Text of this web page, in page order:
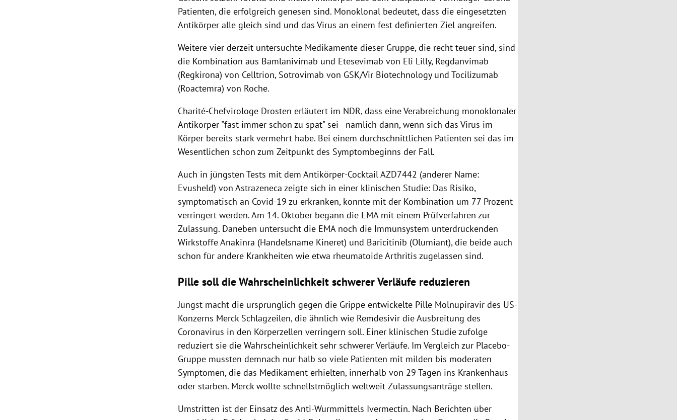
Patienten, die erfolgreich genesen sind. Monoklonal bedeutet, dass die eingesetzten
Antikörper alle gleich sind und das Virus an einem fest definierten Ziel angreifen.
Weitere vier derzeit untersuchte Medikamente dieser Gruppe, die recht teuer sind, sind
die Kombination aus Bamlanivimab und Etesevimab von Eli Lilly, Regdanvimab
(Regkirona) von Celltrion, Sotrovimab von GSK/Vir Biotechnology und Tocilizumab
(Roactemra) von Roche.
Charité-Chefvirologe Drosten erläutert im NDR, dass eine Verabreichung monoklonaler
Antikörper "fast immer schon zu spät" sei - nämlich dann, wenn sich das Virus im
Körper bereits stark vermehrt habe. Bei einem durchschnittlichen Patienten sei das im
Wesentlichen schon zum Zeitpunkt des Symptombeginns der Fall.
Auch in jüngsten Tests mit dem Antikörper-Cocktail AZD7442 (anderer Name:
Evusheld) von Astrazeneca zeigte sich in einer klinischen Studie: Das Risiko,
symptomatisch an Covid-19 zu erkranken, konnte mit der Kombination um 77 Prozent
verringert werden. Am 14. Oktober begann die EMA mit einem Prüfverfahren zur
Zulassung. Daneben untersucht die EMA noch die Immunsystem unterdrückenden
Wirkstoffe Anakinra (Handelsname Kineret) und Baricitinib (Olumiant), die beide auch
schon für andere Krankheiten wie etwa rheumatoide Arthritis zugelassen sind.
Pille soll die Wahrscheinlichkeit schwerer Verläufe reduzieren
Jüngst macht die ursprünglich gegen die Grippe entwickelte Pille Molnupiravir des US-
Konzerns Merck Schlagzeilen, die ähnlich wie Remdesivir die Ausbreitung des
Coronavirus in den Körperzellen verringern soll. Einer klinischen Studie zufolge
reduziert sie die Wahrscheinlichkeit sehr schwerer Verläufe. Im Vergleich zur Placebo-
Gruppe mussten demnach nur halb so viele Patienten mit milden bis moderaten
Symptomen, die das Medikament erhielten, innerhalb von 29 Tagen ins Krankenhaus
oder starben. Merck wollte schnellstmöglich weltweit Zulassungsanträge stellen.
Umstritten ist der Einsatz des Anti-Wurmmittels Ivermectin. Nach Berichten über